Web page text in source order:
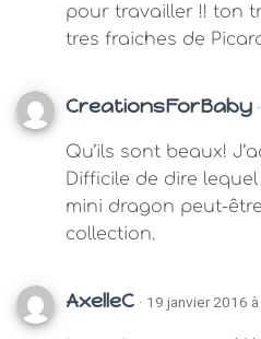
pour travailler !! ton
tres fraiches de
CreationsForBaby
Qu’ils sont beaux!
Difficile de dire
mini dragon peut-
collection.
AxelleC · 19 janvier 2016